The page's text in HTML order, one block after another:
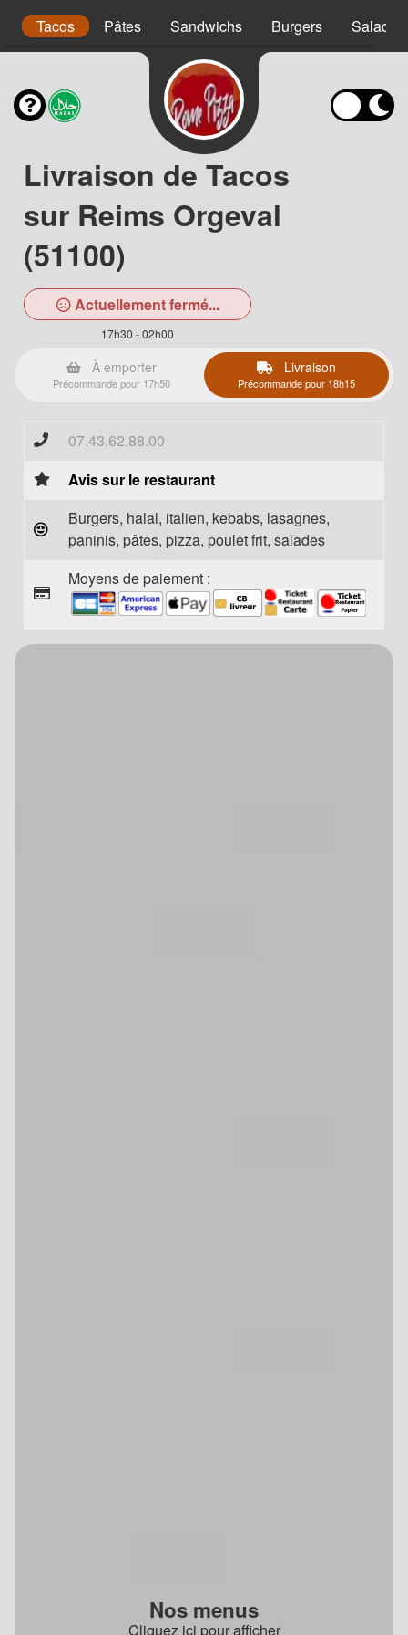
Tacos Pâtes Sandwichs Burgers Salades
Livraison de Tacos
sur Reims Orgeval
(51100)
Actuellement fermé...
17h30 - 02h00
À emporter
Précommande pour 17h50
Livraison
Précommande pour 18h15
07.43.62.88.00
Avis sur le restaurant
Burgers, halal, italien, kebabs, lasagnes,
paninis, pâtes, pizza, poulet frit, salades
Moyens de paiement :
Nos menus
Cliquez ici pour afficher